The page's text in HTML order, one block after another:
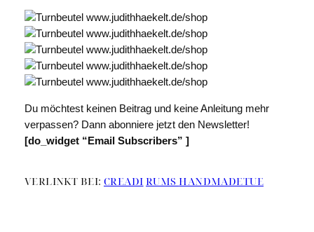
Du möchtest keinen Beitrag und keine Anleitung mehr
verpassen? Dann abonniere jetzt den Newsletter!
[do_widget “Email Subscribers” ]
VERLINKT BEI: CREADI RUMS HANDMADETUE